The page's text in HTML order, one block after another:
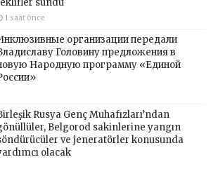
1 saat önce
организации передали
Головину предложения в
Народную программу «Единой
Rusya Genç Muhafızları’ndan
Belgorod sakinlerine yangın
ve jeneratörler konusunda
olacak